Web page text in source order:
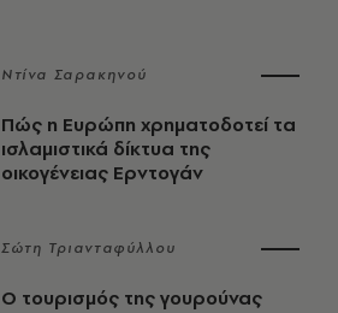
Ντίνα Σαρακηνού
Πώς η Ευρώπη χρηματοδοτεί τα
ισλαμιστικά δίκτυα της
οικογένειας Ερντογάν
Σώτη Τριανταφύλλου
Ο τουρισμός της γουρούνας